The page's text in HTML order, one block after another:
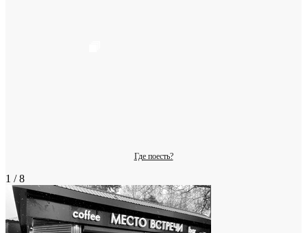
Где поесть?
1 / 8